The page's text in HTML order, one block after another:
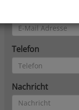
Telefon
Nachricht